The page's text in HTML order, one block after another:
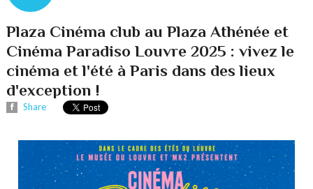
Plaza Cinéma club au Plaza Athénée et
Cinéma Paradiso Louvre 2025 : vivez le
cinéma et l'été à Paris dans des lieux
d'exception !
Share